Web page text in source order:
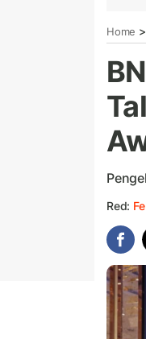
Home >
Red: